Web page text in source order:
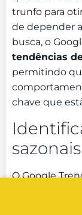
trunfo para
de depender
busca, o
tendências
permitindo
chave que
sazonais
O Google
popularidade
do ano. Por